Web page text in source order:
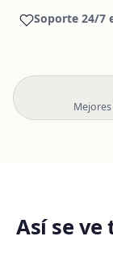
Soporte 24/7
Así se ve